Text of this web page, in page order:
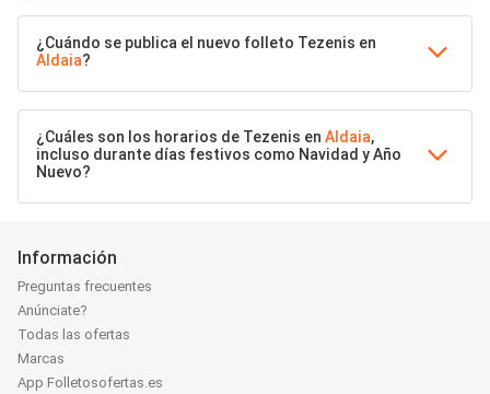
¿Cuándo se publica el nuevo folleto Tezenis en
Aldaia?
¿Cuáles son los horarios de Tezenis en Aldaia,
incluso durante días festivos como Navidad y Año
Nuevo?
Información
Preguntas frecuentes
Anúnciate?
Todas las ofertas
Marcas
App Folletosofertas.es